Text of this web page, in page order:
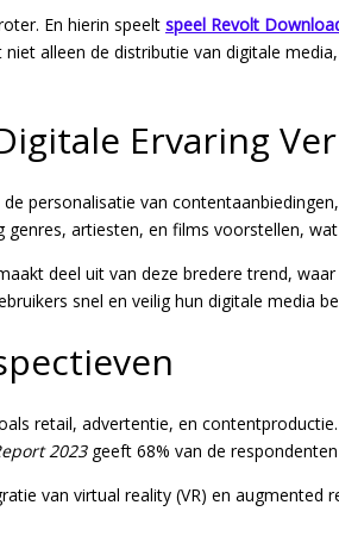
En hierin speelt speel Revolt
alleen de distributie van digitale
Ervaring
personalisatie van
artiesten, en films voorstellen,
deel uit van deze bredere trend,
snel en veilig hun digitale media
retail, advertentie, en
2023geeft 68% van de
van virtual reality (VR) en augmented